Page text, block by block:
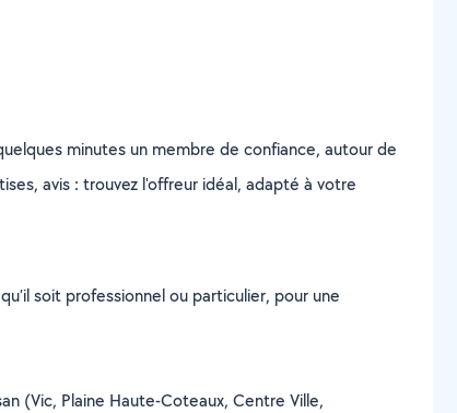
minutes un membre de confiance, autour de
avis : trouvez l'offreur idéal, adapté à votre
soit professionnel ou particulier, pour une
(Vic, Plaine Haute-Coteaux, Centre Ville,